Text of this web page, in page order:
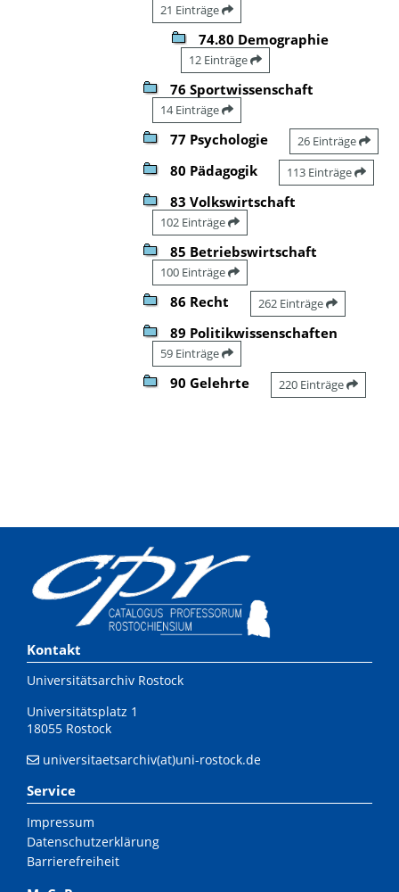
21 Einträge
74.80 Demographie
12 Einträge
76 Sportwissenschaft
14 Einträge
77 Psychologie 26 Einträge
80 Pädagogik 113 Einträge
83 Volkswirtschaft
102 Einträge
85 Betriebswirtschaft
100 Einträge
86 Recht 262 Einträge
89 Politikwissenschaften
59 Einträge
90 Gelehrte 220 Einträge
Kontakt
Universitätsarchiv Rostock
Universitätsplatz 1
18055 Rostock
universitaetsarchiv(at)uni-rostock.de
Service
Impressum
Datenschutzerklärung
Barrierefreiheit